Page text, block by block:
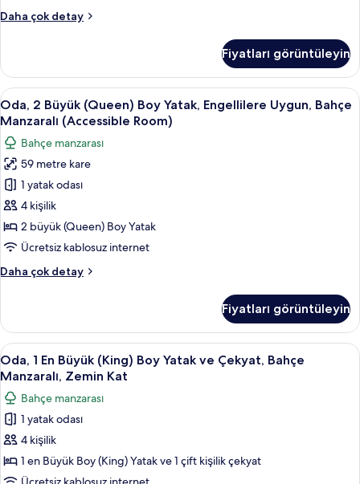
tüm
Daha çok detay
Süit,
Okyanus
Manzaralı
(Honua
Ula)
daha
fazla
detay
Fiyatları görüntüleyin
Oda,
2
Büyük
(Queen)
Boy
Yatak,
Engellilere
Uygun,
Bahçe
(Accessible
tüm
fotoğrafları
görün
Dijital TV kanalları bulunan 65 inç
3
Oda, 2 Büyük (Queen) Boy Yatak, Engellilere Uygun, Bahçe
Manzaralı (Accessible Room)
Bahçe manzarası
59 metre kare
1 yatak odası
4 kişilik
2 büyük (Queen) Boy Yatak
Ücretsiz kablosuz internet
Daha çok detay
Oda,
Boy
Yatak,
Engellilere
Uygun,
Manzaralı
(Accessible
Room)
hakkında
daha
Fiyatları görüntüleyin
Oda,
1
En
Büyük
(King)
Boy
Yatak
ve
Oda, 1 En Büyük (King) Boy Yatak ve
4
Oda, 1 En Büyük (King) Boy Yatak ve Çekyat, Bahçe
Manzaralı, Zemin Kat
Bahçe manzarası
1 yatak odası
4 kişilik
1 en Büyük Boy (King) Yatak ve 1 çift kişilik çekyat